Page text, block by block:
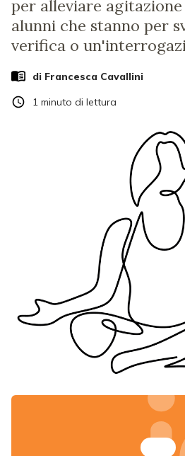
per alleviare
alunni che stanno per
verifica o
di Francesca Cavallini
1 minuto di lettura